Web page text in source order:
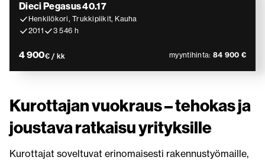
Dieci Pegasus 40.17
Henkilökori, Trukkipiikit, Kauha
2011
3 546 h
4 900€ / kk myyntihinta: 84 900 €
Kurottajan vuokraus – tehokas ja
joustava ratkaisu yrityksille
Kurottajat soveltuvat erinomaisesti rakennustyömaille,